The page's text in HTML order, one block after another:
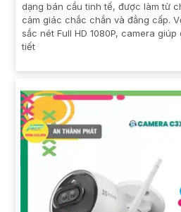
dạng bán cầu tinh tế, được làm từ
cảm giác chắc chắn và đẳng cấp.
sắc nét Full HD 1080P, camera
tiết